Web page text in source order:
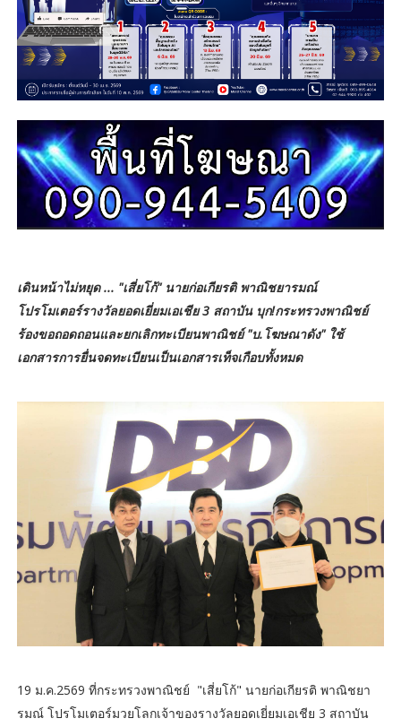
เดินหน้าไม่หยุด ... "เสี่ยโก้" นายก่อเกียรติ พาณิชยารมณ์
โปรโมเตอร์รางวัลยอดเยี่ยมเอเชีย 3 สถาบัน บุก!กระทรวงพาณิชย์
ร้องขอถอดถอนและยกเลิกทะเบียนพาณิชย์ "บ.โฆษณาดัง" ใช้
เอกสารการยื่นจดทะเบียนเป็นเอกสารเท็จเกือบทั้งหมด
19 ม.ค.2569 ที่กระทรวงพาณิชย์ "เสี่ยโก้" นายก่อเกียรติ พาณิชยา
รมณ์ โปรโมเตอร์มวยโลกเจ้าของรางวัลยอดเยี่ยมเอเชีย 3 สถาบัน